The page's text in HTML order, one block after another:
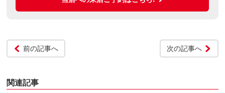
前の記事へ 次の記事へ
関連記事